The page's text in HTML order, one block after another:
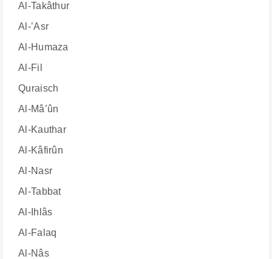
Al-Takâthur
Al-’Asr
Al-Humaza
Al-Fil
Quraisch
Al-Mâ’ûn
Al-Kauthar
Al-Kâfirûn
Al-Nasr
Al-Tabbat
Al-Ihlâs
Al-Falaq
Al-Nâs